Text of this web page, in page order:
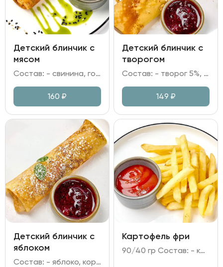
Детский блинчик с
мясом
Состав: - свинина, говядина, лук репчатый; - мука, яйцо куриное, молоко, сахар; - сметана.
160 ₽
Детский блинчик с
творогом
Состав: - творог 5%, крупа манная; - мука, яйцо куриное, молоко; - брусничное варенье; - грецкий орех, сахарная пудра.
149 ₽
Детский блинчик с
яблоком
Состав: - яблоко, корица; - мука, яйцо куриное, молоко; - брусничное варенье; - сахарная пудра, мята.
Картофель фри
90/40 гр Состав: - картофель фри; - кетчуп, соль.